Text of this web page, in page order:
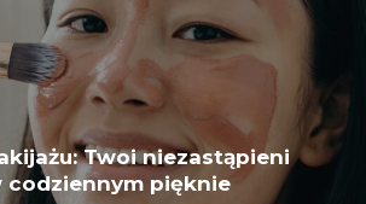
Twoi niezastąpieni
codziennym pięknie